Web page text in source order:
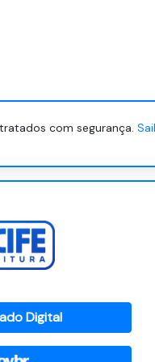
com segurança.
Digital